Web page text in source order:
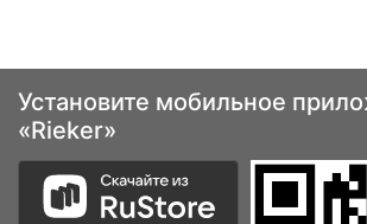
Установите мобильное
«Rieker»